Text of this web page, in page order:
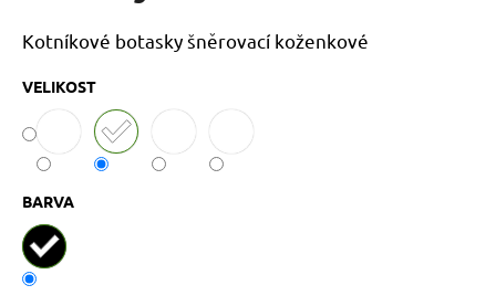
Kotníkové botasky šněrovací koženkové
VELIKOST
BARVA
u
j
e
m
e